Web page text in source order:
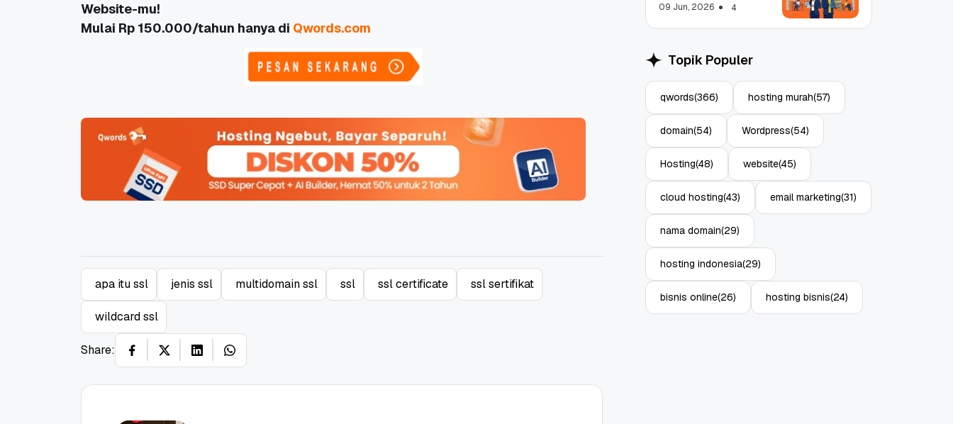
Object Storage untuk
Aplikasi: Atasi Limitasi
11 Jun, 2026 4
Website-mu!
Mulai Rp 150.000/tahun hanya di Qwords.com
apa itu ssl jenis ssl multidomain ssl ssl ssl certificate ssl sertifikat
wildcard ssl
Share:
09 Jun, 2026 4
Topik Populer
qwords(366) hosting murah(57)
domain(54) Wordpress(54)
Hosting(48) website(45)
cloud hosting(43) email marketing(31)
nama domain(29)
hosting indonesia(29)
bisnis online(26) hosting bisnis(24)